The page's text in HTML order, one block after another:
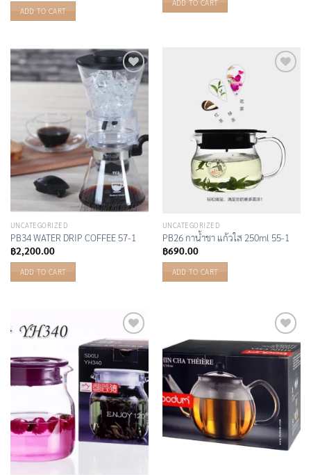
ADD TO CART
ADD TO CART
Add to
Wishlist
UNCATEGORIZED
PB34 WATER DRIP COFFEE 57-1
฿2,200.00
ADD TO CART
UNCATEGORIZED
PB26 กาน้ำชา แก้วใส 250ml 55-1
฿690.00
ADD TO CART
Add to
Wishlist
Add to
Wishlist